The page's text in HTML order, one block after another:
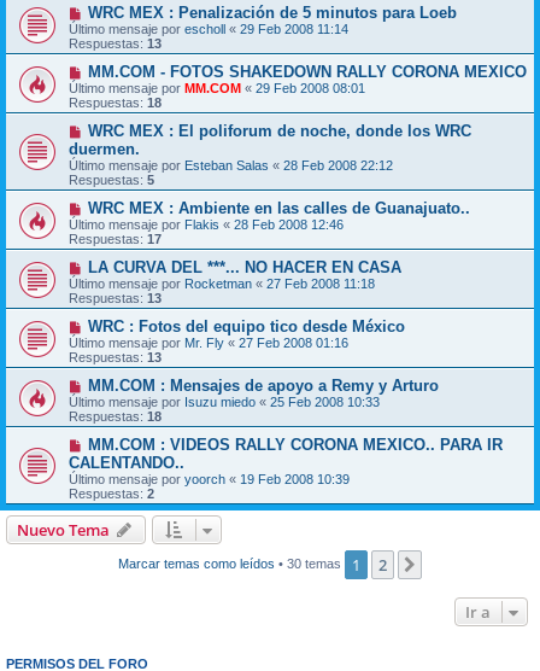
WRC MEX : Penalización de 5 minutos para Loeb
Último mensaje por escholl « 29 Feb 2008 11:14
Respuestas: 13
MM.COM - FOTOS SHAKEDOWN RALLY CORONA MEXICO
Último mensaje por MM.COM « 29 Feb 2008 08:01
Respuestas: 18
WRC MEX : El poliforum de noche, donde los WRC
duermen.
Último mensaje por Esteban Salas « 28 Feb 2008 22:12
Respuestas: 5
WRC MEX : Ambiente en las calles de Guanajuato..
Último mensaje por Flakis « 28 Feb 2008 12:46
Respuestas: 17
LA CURVA DEL ***... NO HACER EN CASA
Último mensaje por Rocketman « 27 Feb 2008 11:18
Respuestas: 13
WRC : Fotos del equipo tico desde México
Último mensaje por Mr. Fly « 27 Feb 2008 01:16
Respuestas: 13
MM.COM : Mensajes de apoyo a Remy y Arturo
Último mensaje por Isuzu miedo « 25 Feb 2008 10:33
Respuestas: 18
MM.COM : VIDEOS RALLY CORONA MEXICO.. PARA IR
CALENTANDO..
Último mensaje por yoorch « 19 Feb 2008 10:39
Respuestas: 2
Nuevo Tema
Marcar temas como leídos • 30 temas 1 2
Ir a
PERMISOS DEL FORO